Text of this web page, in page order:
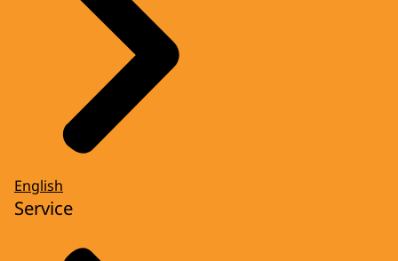
English
Service